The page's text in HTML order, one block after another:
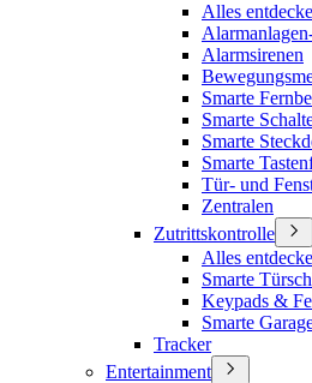
Alles
Alarmsirenen
Smarte
Smarte
Smarte
Smarte
Tür- und
Zentralen
Zutrittskontrolle
Alles
Smarte
Keypads &
Smarte
Tracker
Entertainment